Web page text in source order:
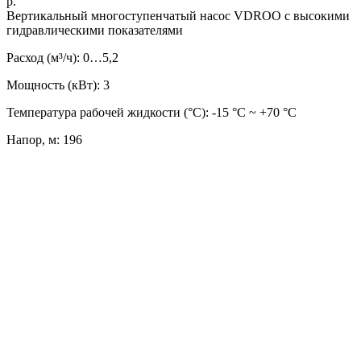
Вертикальный многоступенчатый насос VDROO с высокими
гидравлическими показателями
Расход (м³/ч): 0…5,2
Мощность (кВт): 3
Температура рабочей жидкости (°C): -15 °С ~ +70 °С
Напор, м: 196